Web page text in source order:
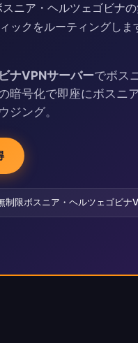
ニア・ヘルツェゴビナ
ックをルーティングし
ナVPNサーバーでボス
暗号化で即座にボスニ
ジング。
制限ボスニア・ヘルツェゴビナ